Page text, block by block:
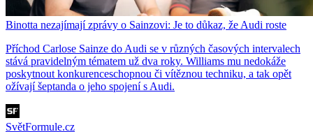
Binotta nezajímají zprávy o Sainzovi: Je to důkaz, že Audi roste
Příchod Carlose Sainze do Audi se v různých časových intervalech
stává pravidelným tématem už dva roky. Williams mu nedokáže
poskytnout konkurenceschopnou či vítěznou techniku, a tak opět
ožívají šeptanda o jeho spojení s Audi.
SvětFormule.cz